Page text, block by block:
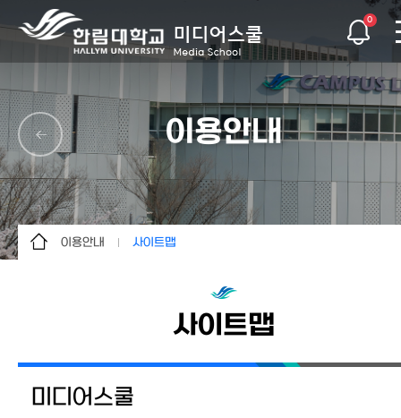
0
이용안내
이용안내
알림사항
대학원
사이트맵
사이트맵
미디어스쿨